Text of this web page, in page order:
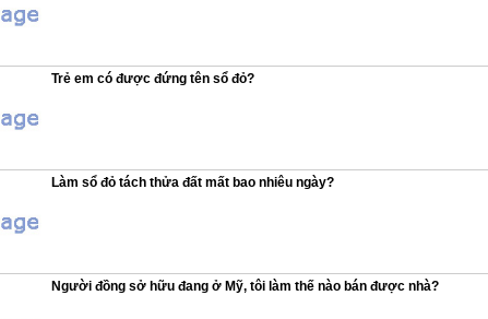
Trẻ em có được đứng tên sổ đỏ?
Làm sổ đỏ tách thửa đất mất bao nhiêu ngày?
Người đồng sở hữu đang ở Mỹ, tôi làm thế nào bán được nhà?